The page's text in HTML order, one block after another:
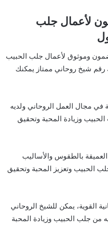
لأعمال جلب
وموثوق لأعمال جلب الحبيب
رقم شيخ روحاني ممتاز يمكنك
في مجال العمل الروحاني ولديه
وزيادة المحبة وتحقيق
بالطقوس والأساليب
الحبيب وتعزيز المحبة وتحقيق
القوية، يمكن للشيخ الروحاني
جلب الحبيب وزيادة المحبة